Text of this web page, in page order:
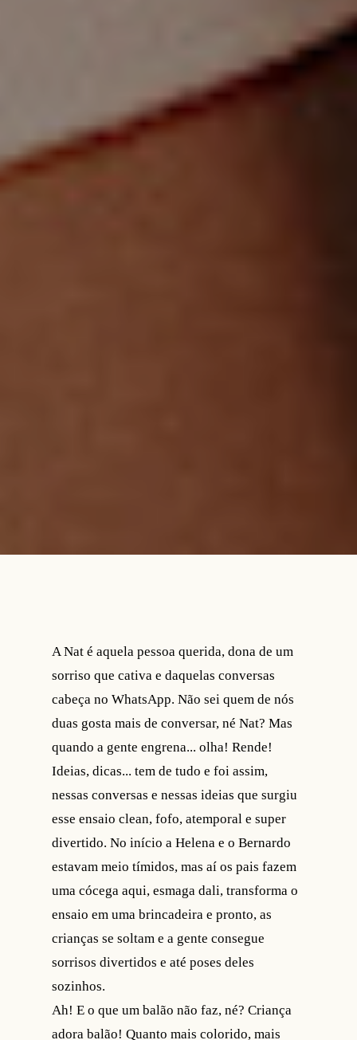
A Nat é aquela pessoa querida, dona de um
sorriso que cativa e daquelas conversas
cabeça no WhatsApp. Não sei quem de nós
duas gosta mais de conversar, né Nat? Mas
quando a gente engrena... olha! Rende!
Ideias, dicas... tem de tudo e foi assim,
nessas conversas e nessas ideias que surgiu
esse ensaio clean, fofo, atemporal e super
divertido. No início a Helena e o Bernardo
estavam meio tímidos, mas aí os pais fazem
uma cócega aqui, esmaga dali, transforma o
ensaio em uma brincadeira e pronto, as
crianças se soltam e a gente consegue
sorrisos divertidos e até poses deles
sozinhos.
Ah! E o que um balão não faz, né? Criança
adora balão! Quanto mais colorido, mais